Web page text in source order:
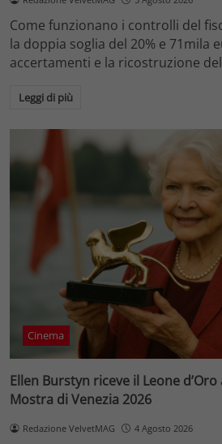
Come funzionano i controlli del
la doppia soglia del 20% e 71mila
accertamenti e la ricostruzione
Leggi di più
Cinema
Ellen Burstyn riceve il Leone
Mostra di Venezia 2026
Redazione VelvetMAG 4 Agosto 2026